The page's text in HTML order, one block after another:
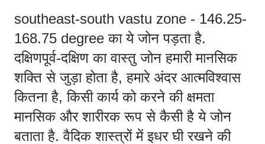
southeast-south vastu zone - 146.25-
168.75 degree का ये जोन पड़ता है.
दक्षिणपूर्व-दक्षिण का वास्तु जोन हमारी मानसिक
शक्ति से जुड़ा होता है, हमारे अंदर आत्मविश्वास
कितना है, किसी कार्य को करने की क्षमता
मानसिक और शारीरक रूप से कैसी है ये जोन
बताता है. वैदिक शास्त्रों में इधर घी रखने की